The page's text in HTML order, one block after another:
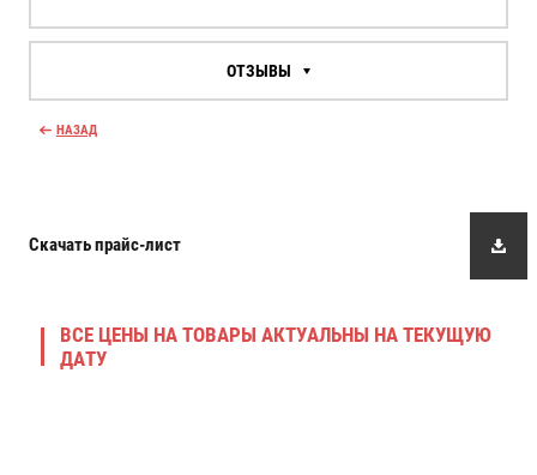
Скачать прайс-лист
ВСЕ ЦЕНЫ НА ТОВАРЫ АКТУАЛЬНЫ НА ТЕКУЩУЮ
ДАТУ
ОТЗЫВЫ
НАЗАД